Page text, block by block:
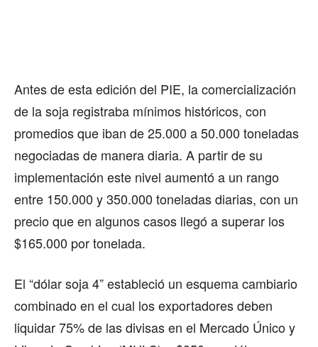
Antes de esta edición del PIE, la comercialización
de la soja registraba mínimos históricos, con
promedios que iban de 25.000 a 50.000 toneladas
negociadas de manera diaria. A partir de su
implementación este nivel aumentó a un rango
entre 150.000 y 350.000 toneladas diarias, con un
precio que en algunos casos llegó a superar los
$165.000 por tonelada.
El “dólar soja 4” estableció un esquema cambiario
combinado en el cual los exportadores deben
liquidar 75% de las divisas en el Mercado Único y